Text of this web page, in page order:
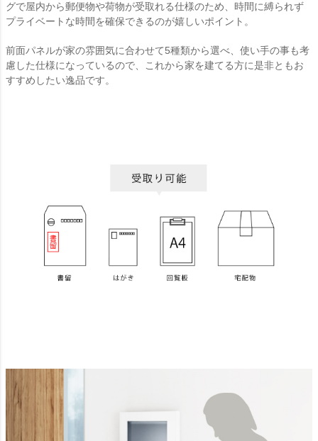
グで屋内から郵便物や荷物が受取れる仕様のため、時間に縛られず
プライベートな時間を確保できるのが嬉しいポイント。
前面パネルが家の雰囲気に合わせて5種類から選べ、使い手の事も考
慮した仕様になっているので、これから家を建てる方に是非ともお
すすめしたい逸品です。